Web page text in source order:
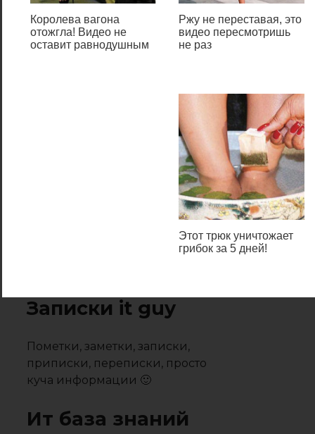
соединения. Если вы в
данный момент настраиваете
свою сеть или пользуетесь
компьютера посредством
разрешить входящий пинг на
компьютерах в вашей сети.
Разрешить брандмауэру
входящие эхо-сообщения
Записки it guy
Пометки, заметки, записки,
приписки, переписки, просто
куча информации 🙂
Ит база знаний
Королева вагона
отожгла! Видео не
оставит равнодушным
Ржу не переставая, это
видео пересмотришь
не раз
Этот трюк уничтожает
грибок за 5 дней!